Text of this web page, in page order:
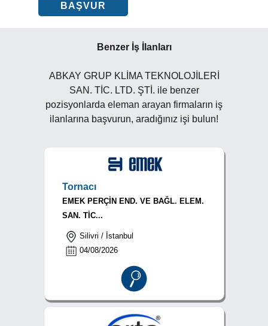
BAŞVUR
Benzer İş İlanları
ABKAY GRUP KLİMA TEKNOLOJİLERİ
SAN. TİC. LTD. ŞTİ. ile benzer
pozisyonlarda eleman arayan firmaların iş
ilanlarına başvurun, aradığınız işi bulun!
Tornacı
EMEK PERÇİN END. VE BAĞL. ELEM.
SAN. TİC...
Silivri / İstanbul
04/08/2026